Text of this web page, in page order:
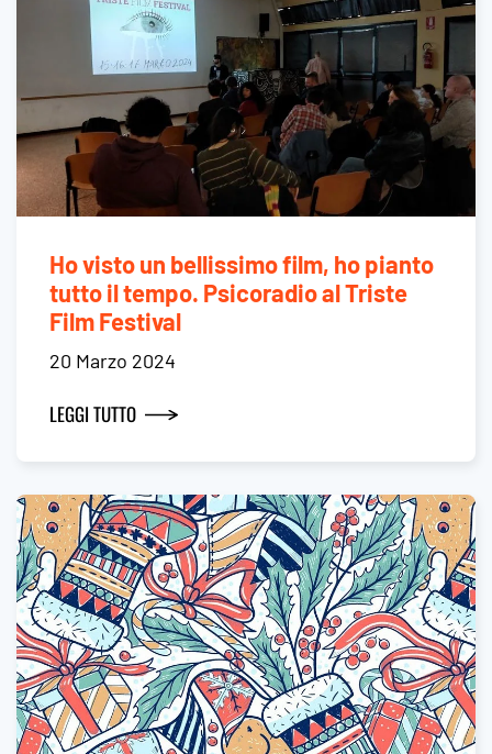
Ho visto un bellissimo film, ho pianto
tutto il tempo. Psicoradio al Triste
Film Festival
20 Marzo 2024
LEGGI TUTTO